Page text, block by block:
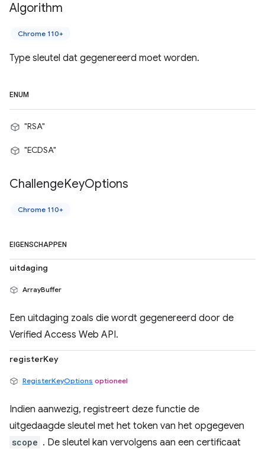
Algorithm
Chrome 110+
Type sleutel dat gegenereerd moet worden.
ENUM
"RSA"
"ECDSA"
ChallengeKeyOptions
Chrome 110+
EIGENSCHAPPEN
uitdaging
ArrayBuffer
Een uitdaging zoals die wordt gegenereerd door de
Verified Access Web API.
registerKey
RegisterKeyOptions optioneel
Indien aanwezig, registreert deze functie de
uitgedaagde sleutel met het token van het opgegeven
scope . De sleutel kan vervolgens aan een certificaat